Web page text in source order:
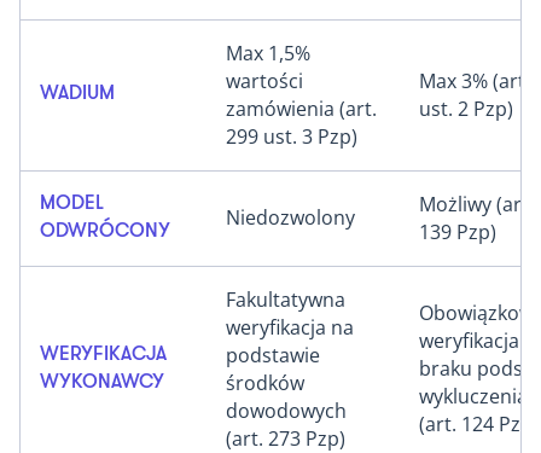
WADIUM
Max 1,5%
wartości
zamówienia (art.
299 ust. 3 Pzp)
Max 3% (art.
ust. 2 Pzp)
MODEL
ODWRÓCONY
Niedozwolony
Możliwy (art.
139 Pzp)
WERYFIKACJA
WYKONAWCY
Fakultatywna
weryfikacja na
podstawie
środków
dowodowych
(art. 273 Pzp)
weryfikacja
braku
wykluczenia
(art. 124 Pzp)